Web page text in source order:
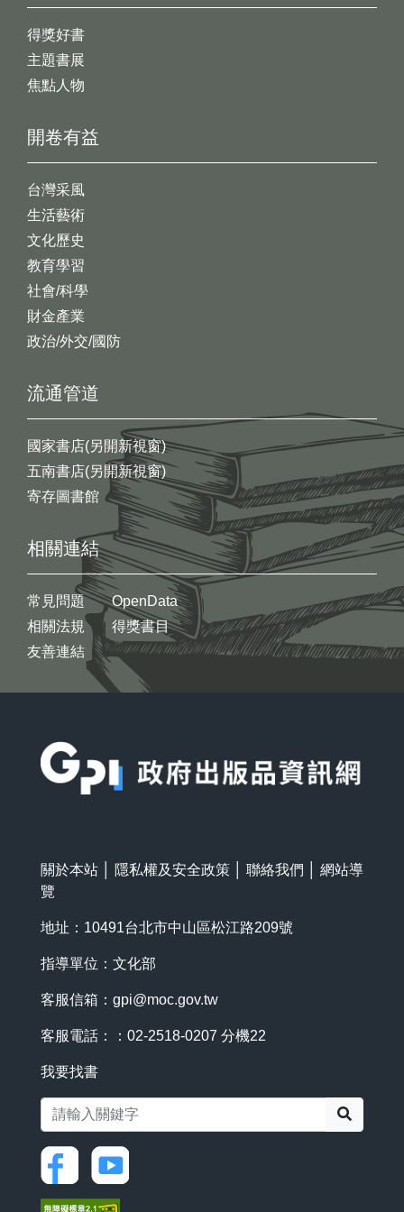
開卷有益
台灣采風
生活藝術
文化歷史
教育學習
社會/科學
財金產業
政治/外交/國防
得獎好書
主題書展
焦點人物
流通管道
國家書店(另開新視窗)
五南書店(另開新視窗)
寄存圖書館
相關連結
常見問題
相關法規
友善連結
OpenData
得獎書目
關於本站 隱私權及安全政策 聯絡我們
網站導
覽
地址：10491台北市中山區松江路209號
指導單位：文化部
客服信箱： gpi@moc.gov.tw
客服電話：：02-2518-0207 分機22
我要找書